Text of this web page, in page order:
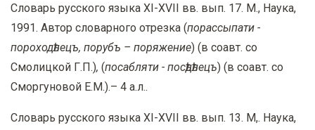
Словарь русского языка XI-XVII вв. вып. 17. М., Наука,
1991. Автор словарного отрезка (порассыпати -
пороходѣлецъ, порубъ – поряжение) (в соавт. со
Смолицкой Г.П.), (посабляти - посѣдѣлецъ) (в соавт. со
Сморгуновой Е.М.).– 4 а.л..
Словарь русского языка XI-XVII вв. вып. 13. М,. Наука,